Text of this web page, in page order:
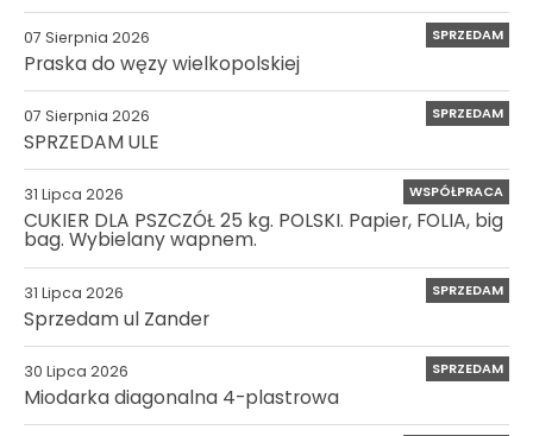
07 Sierpnia 2026 SPRZEDAM
Praska do węzy wielkopolskiej
07 Sierpnia 2026 SPRZEDAM
SPRZEDAM ULE
31 Lipca 2026 WSPÓŁPRACA
CUKIER DLA PSZCZÓŁ 25 kg. POLSKI. Papier, FOLIA, big
bag. Wybielany wapnem.
31 Lipca 2026 SPRZEDAM
Sprzedam ul Zander
30 Lipca 2026 SPRZEDAM
Miodarka diagonalna 4-plastrowa